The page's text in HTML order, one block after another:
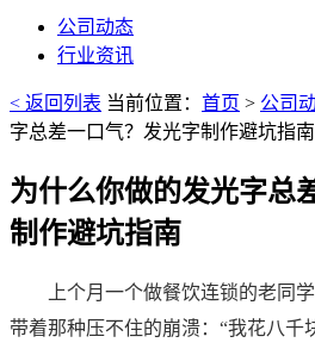
公司动态
行业资讯
< 返回列表 当前位置： 首页 > 公司
字总差一口气？发光字制作避坑指南
为什么你做的发光字总
制作避坑指南
2026-05-17 02:00:23
上个月一个做餐饮连锁的老同
带着那种压不住的崩溃：“我花八千